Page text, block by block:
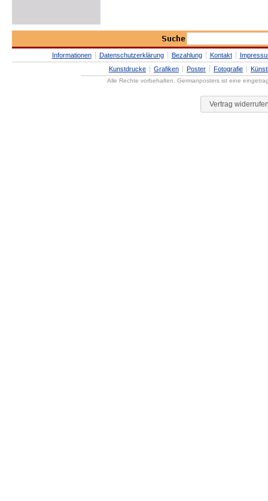
Informationen Datenschutzerklärung Bezahlung Kontakt
Kunstdrucke
Grafiken Poster Fotografie
Alle Rechte vorbehalten. Germanposters ist eine
Vertrag